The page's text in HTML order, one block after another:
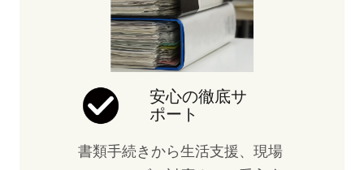
安心の徹底サ
ポート
書類手続きから生活支援、現場